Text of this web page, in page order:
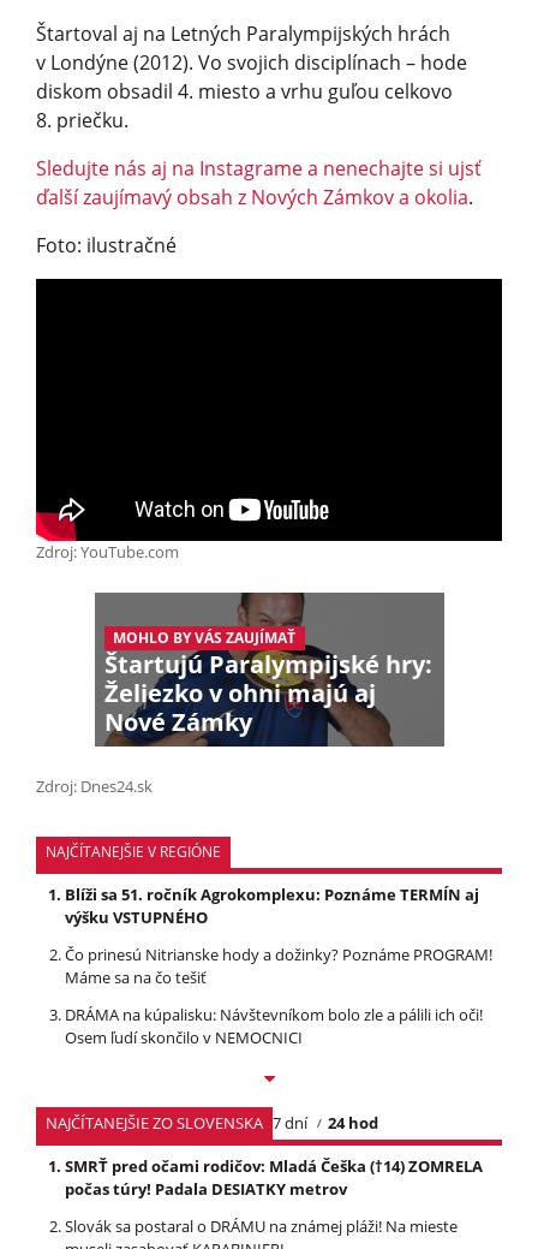
Štartoval aj na Letných Paralympijských hrách
v Londýne (2012). Vo svojich disciplínach – hode
diskom obsadil 4. miesto a vrhu guľou celkovo
8. priečku.
Sledujte nás aj na Instagrame a nenechajte si ujsť
ďalší zaujímavý obsah z Nových Zámkov a okolia.
Foto: ilustračné
Zdroj: YouTube.com
MOHLO BY VÁS ZAUJÍMAŤ
Štartujú Paralympijské hry:
Želiezko v ohni majú aj
Nové Zámky
Zdroj: Dnes24.sk
NAJČÍTANEJŠIE V REGIÓNE
Blíži sa 51. ročník Agrokomplexu: Poznáme TERMÍN aj
výšku VSTUPNÉHO
Čo prinesú Nitrianske hody a dožinky? Poznáme PROGRAM!
Máme sa na čo tešiť
DRÁMA na kúpalisku: Návštevníkom bolo zle a pálili ich oči!
Osem ľudí skončilo v NEMOCNICI
NAJČÍTANEJŠIE ZO SLOVENSKA 7 dní
24 hod
SMRŤ pred očami rodičov: Mladá Češka (†14) ZOMRELA
počas túry! Padala DESIATKY metrov
Slovák sa postaral o DRÁMU na známej pláži! Na mieste